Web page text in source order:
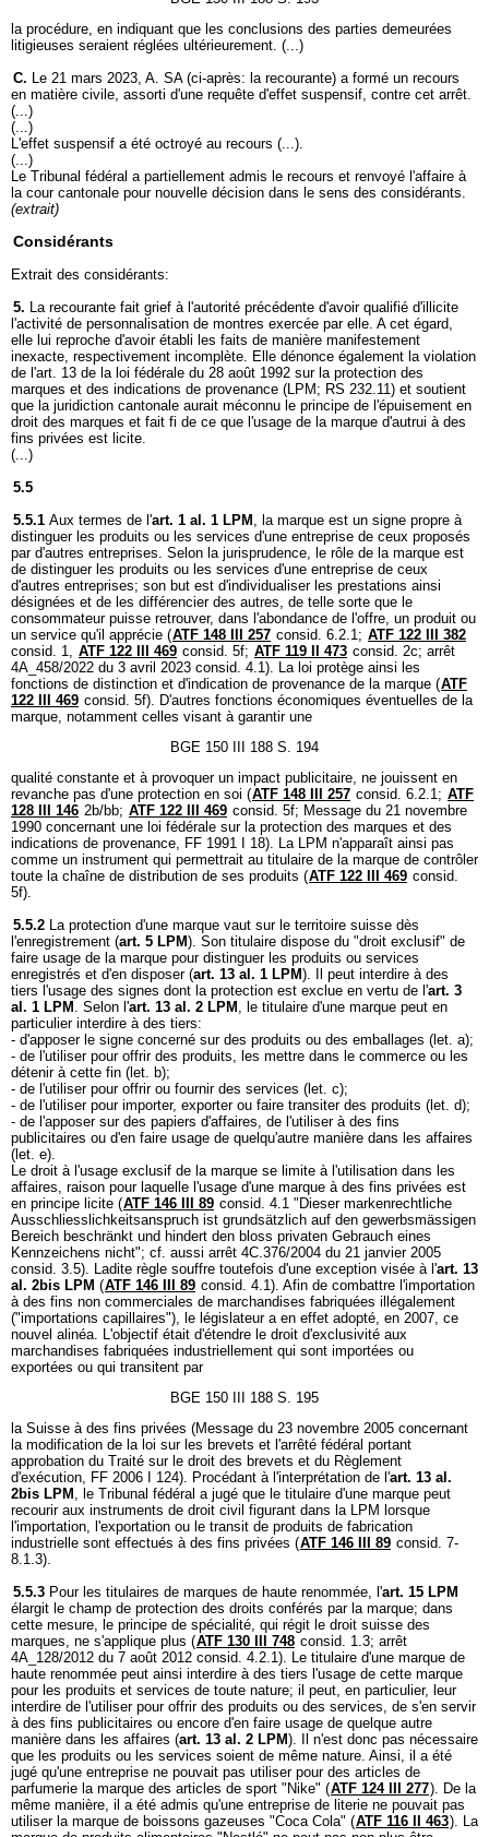
la procédure, en indiquant que les conclusions des parties demeurées
litigieuses seraient réglées ultérieurement. (...)
C. Le 21 mars 2023, A. SA (ci-après: la recourante) a formé un recours
en matière civile, assorti d'une requête d'effet suspensif, contre cet arrêt.
(...)
(...)
L'effet suspensif a été octroyé au recours (...).
(...)
Le Tribunal fédéral a partiellement admis le recours et renvoyé l'affaire à
la cour cantonale pour nouvelle décision dans le sens des considérants.
(extrait)
Considérants
Extrait des considérants:
5. La recourante fait grief à l'autorité précédente d'avoir qualifié d'illicite
l'activité de personnalisation de montres exercée par elle. A cet égard,
elle lui reproche d'avoir établi les faits de manière manifestement
inexacte, respectivement incomplète. Elle dénonce également la violation
de l'art. 13 de la loi fédérale du 28 août 1992 sur la protection des
marques et des indications de provenance (LPM; RS 232.11) et soutient
que la juridiction cantonale aurait méconnu le principe de l'épuisement en
droit des marques et fait fi de ce que l'usage de la marque d'autrui à des
fins privées est licite.
(...)
5.5
5.5.1 Aux termes de l'art. 1 al. 1 LPM , la marque est un signe propre à
distinguer les produits ou les services d'une entreprise de ceux proposés
par d'autres entreprises. Selon la jurisprudence, le rôle de la marque est
de distinguer les produits ou les services d'une entreprise de ceux
d'autres entreprises; son but est d'individualiser les prestations ainsi
désignées et de les différencier des autres, de telle sorte que le
consommateur puisse retrouver, dans l'abondance de l'offre, un produit ou
un service qu'il apprécie (ATF 148 III 257 consid. 6.2.1; ATF 122 III 382
consid. 1, ATF 122 III 469 consid. 5f; ATF 119 II 473 consid. 2c; arrêt
4A_458/2022 du 3 avril 2023 consid. 4.1). La loi protège ainsi les
fonctions de distinction et d'indication de provenance de la marque (ATF
122 III 469 consid. 5f). D'autres fonctions économiques éventuelles de la
marque, notamment celles visant à garantir une
BGE 150 III 188 S. 194
qualité constante et à provoquer un impact publicitaire, ne jouissent en
revanche pas d'une protection en soi (ATF 148 III 257 consid. 6.2.1; ATF
128 III 146 2b/bb; ATF 122 III 469 consid. 5f; Message du 21 novembre
1990 concernant une loi fédérale sur la protection des marques et des
indications de provenance, FF 1991 I 18). La LPM n'apparaît ainsi pas
comme un instrument qui permettrait au titulaire de la marque de contrôler
toute la chaîne de distribution de ses produits (ATF 122 III 469 consid.
5f).
5.5.2 La protection d'une marque vaut sur le territoire suisse dès
l'enregistrement (art. 5 LPM). Son titulaire dispose du "droit exclusif" de
faire usage de la marque pour distinguer les produits ou services
enregistrés et d'en disposer (art. 13 al. 1 LPM). Il peut interdire à des
tiers l'usage des signes dont la protection est exclue en vertu de l'art. 3
al. 1 LPM . Selon l'art. 13 al. 2 LPM , le titulaire d'une marque peut en
particulier interdire à des tiers:
- d'apposer le signe concerné sur des produits ou des emballages (let. a);
- de l'utiliser pour offrir des produits, les mettre dans le commerce ou les
détenir à cette fin (let. b);
- de l'utiliser pour offrir ou fournir des services (let. c);
- de l'utiliser pour importer, exporter ou faire transiter des produits (let. d);
- de l'apposer sur des papiers d'affaires, de l'utiliser à des fins
publicitaires ou d'en faire usage de quelqu'autre manière dans les affaires
(let. e).
Le droit à l'usage exclusif de la marque se limite à l'utilisation dans les
affaires, raison pour laquelle l'usage d'une marque à des fins privées est
en principe licite (ATF 146 III 89 consid. 4.1 "Dieser markenrechtliche
Ausschliesslichkeitsanspruch ist grundsätzlich auf den gewerbsmässigen
Bereich beschränkt und hindert den bloss privaten Gebrauch eines
Kennzeichens nicht"; cf. aussi arrêt 4C.376/2004 du 21 janvier 2005
consid. 3.5). Ladite règle souffre toutefois d'une exception visée à l'art. 13
al. 2bis LPM (ATF 146 III 89 consid. 4.1). Afin de combattre l'importation
à des fins non commerciales de marchandises fabriquées illégalement
("importations capillaires"), le législateur a en effet adopté, en 2007, ce
nouvel alinéa. L'objectif était d'étendre le droit d'exclusivité aux
marchandises fabriquées industriellement qui sont importées ou
exportées ou qui transitent par
BGE 150 III 188 S. 195
la Suisse à des fins privées (Message du 23 novembre 2005 concernant
la modification de la loi sur les brevets et l'arrêté fédéral portant
approbation du Traité sur le droit des brevets et du Règlement
d'exécution, FF 2006 I 124). Procédant à l'interprétation de l'art. 13 al.
2bis LPM , le Tribunal fédéral a jugé que le titulaire d'une marque peut
recourir aux instruments de droit civil figurant dans la LPM lorsque
l'importation, l'exportation ou le transit de produits de fabrication
industrielle sont effectués à des fins privées (ATF 146 III 89 consid. 7-
8.1.3).
5.5.3 Pour les titulaires de marques de haute renommée, l'art. 15 LPM
élargit le champ de protection des droits conférés par la marque; dans
cette mesure, le principe de spécialité, qui régit le droit suisse des
marques, ne s'applique plus (ATF 130 III 748 consid. 1.3; arrêt
4A_128/2012 du 7 août 2012 consid. 4.2.1). Le titulaire d'une marque de
haute renommée peut ainsi interdire à des tiers l'usage de cette marque
pour les produits et services de toute nature; il peut, en particulier, leur
interdire de l'utiliser pour offrir des produits ou des services, de s'en servir
à des fins publicitaires ou encore d'en faire usage de quelque autre
manière dans les affaires (art. 13 al. 2 LPM). Il n'est donc pas nécessaire
que les produits ou les services soient de même nature. Ainsi, il a été
jugé qu'une entreprise ne pouvait pas utiliser pour des articles de
parfumerie la marque des articles de sport "Nike" (ATF 124 III 277). De la
même manière, il a été admis qu'une entreprise de literie ne pouvait pas
utiliser la marque de boissons gazeuses "Coca Cola" (ATF 116 II 463). La